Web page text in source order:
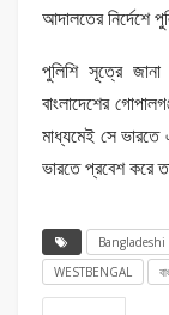
আদালতের নির্দেশে
পুলিশি সূত্রে
বাংলাদেশের
মাধ্যমেই সে
ভারতে প্রবেশ করে
Bangladeshi
WESTBENGAL